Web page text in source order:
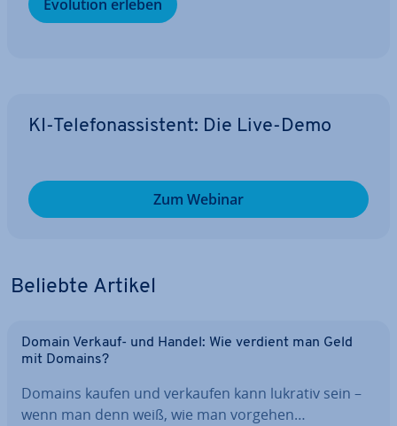
Evolution erleben
KI-Te­le­fon­as­sis­tent: Die Live-Demo
Zum Webinar
Beliebte Artikel
Domain Verkauf- und Handel: Wie verdient man Geld
mit Domains?
Domains kaufen und verkaufen kann lukrativ sein –
wenn man denn weiß, wie man vorgehen…